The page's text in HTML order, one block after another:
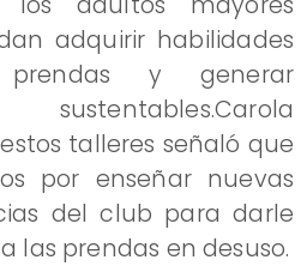
adquirir habilidades
y generar
sustentables.Carola
talleres señaló que
por enseñar nuevas
del club para darle
las prendas en desuso.